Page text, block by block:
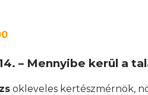
– Mennyibe kerül a
okleveles kertészmérnök,